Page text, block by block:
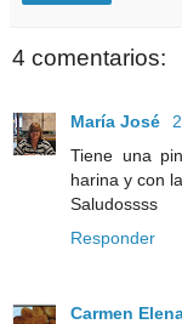
4 comentarios:
María José
Tiene una
harina y con
Saludossss
Responder
Carmen